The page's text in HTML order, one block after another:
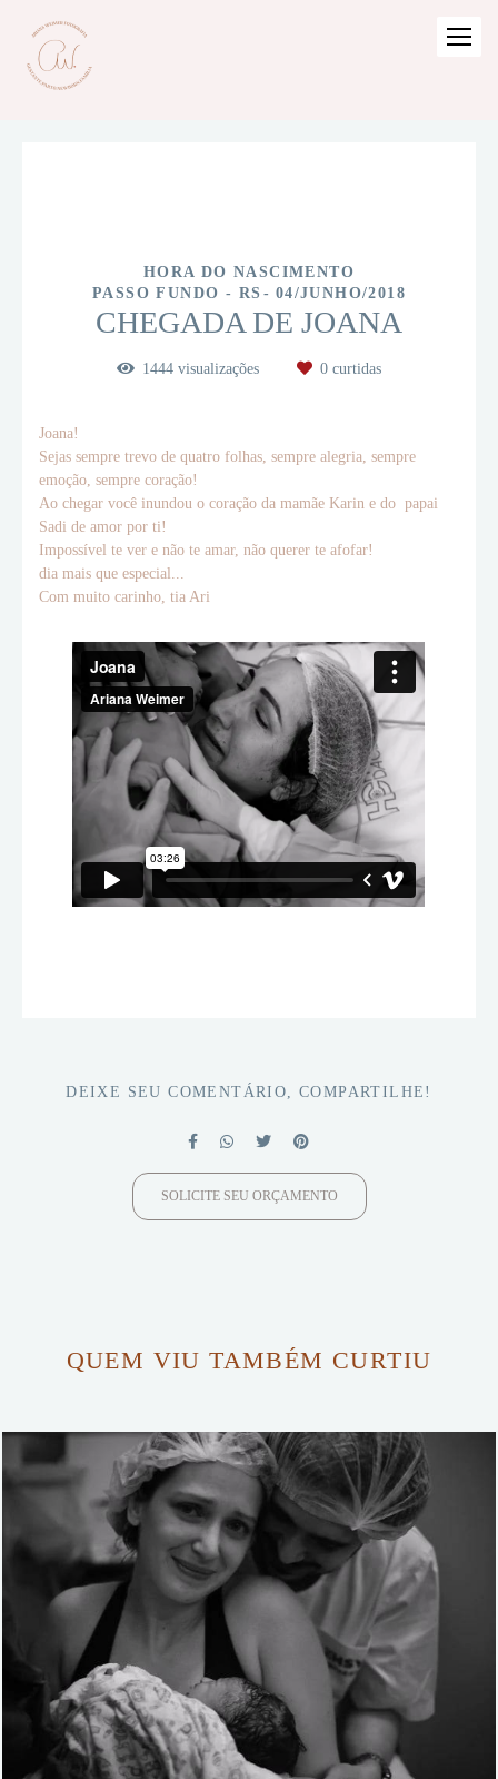
HORA DO NASCIMENTO
PASSO FUNDO - RS
04/JUNHO/2018
CHEGADA DE JOANA
1444 visualizações 0 curtidas
Joana!
Sejas sempre trevo de quatro folhas, sempre alegria, sempre
emoção, sempre coração!
Ao chegar você inundou o coração da mamãe Karin e do papai
Sadi de amor por ti!
Impossível te ver e não te amar, não querer te afofar!
dia mais que especial...
Com muito carinho, tia Ari
DEIXE SEU COMENTÁRIO, COMPARTILHE!
SOLICITE SEU ORÇAMENTO
QUEM VIU TAMBÉM CURTIU
1637